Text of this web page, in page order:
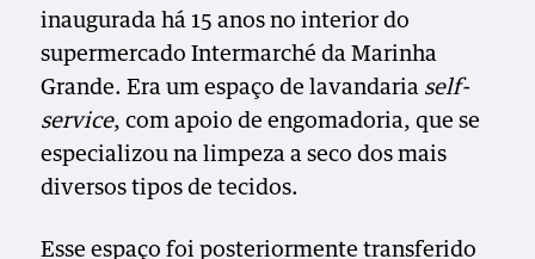
inaugurada há 15 anos no interior do
supermercado Intermarché da Marinha
Grande. Era um espaço de lavandaria self-
service, com apoio de engomadoria, que se
especializou na limpeza a seco dos mais
diversos tipos de tecidos.
Esse espaço foi posteriormente transferido